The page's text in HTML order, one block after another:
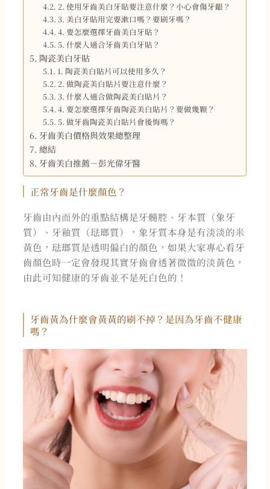
2. 使用牙齒美白牙貼要注意什麼？小心會傷牙齦？​
3. 美白牙貼用完要漱口嗎？要刷牙嗎？
4. 要怎麼選擇牙齒美白牙貼？
5. 什麼人適合牙齒美白牙貼？
陶瓷美白牙貼
1. 陶瓷美白貼片可以使用多久？
2. 做陶瓷美白貼片要注意什麼？
3. 什麼人適合做陶瓷美白貼片？
4. 要怎麼選擇牙齒陶瓷美白貼片？要做幾顆？
5. 做牙齒陶瓷美白貼片會後悔嗎？
牙齒美白價格與效果總整理
總結
牙齒美白推薦－彭光偉牙醫
正常牙齒是什麼顏色？
牙齒由內而外的重點結構是牙髓腔、牙本質（象牙
質）、牙釉質（琺瑯質），象牙質本身是有淡淡的米
黃色，琺瑯質是透明偏白的顏色，如果大家專心看牙
齒顏色時一定會發現其實牙齒會透著微微的淡黃色，
由此可知健康的牙齒並不是死白色的！
牙齒黃為什麼會黃黃的刷不掉？是因為牙齒不健康
嗎？